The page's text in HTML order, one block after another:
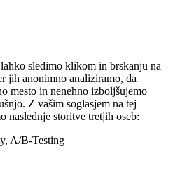
sledimo klikom in brskanju na
jih anonimno analiziramo, da
mesto in nenehno izboljšujemo
Z vašim soglasjem na tej
naslednje storitve tretjih oseb:
A/B-Testing